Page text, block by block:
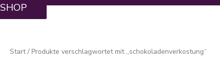
SHOP
Start/ Produkte verschlagwortet mit „schokoladenverkostung“